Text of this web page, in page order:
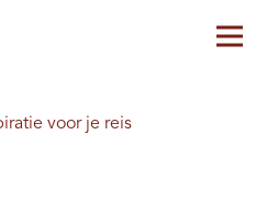
voor je reis